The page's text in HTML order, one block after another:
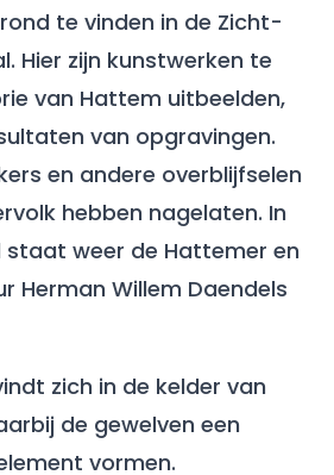
te vinden in de Zicht-
Hier zijn kunstwerken te
van Hattem uitbeelden,
van opgravingen.
en andere overblijfselen
hebben nagelaten. In
staat weer de Hattemer en
Herman Willem Daendels
zich in de kelder van
de gewelven een
vormen.